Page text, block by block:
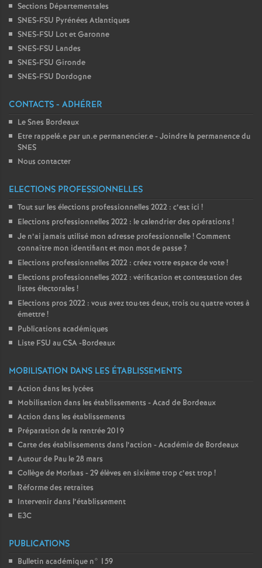
Sections Départementales
SNES-FSU Pyrénées Atlantiques
SNES-FSU Lot et Garonne
SNES-FSU Landes
SNES-FSU Gironde
SNES-FSU Dordogne
CONTACTS - ADHÉRER
Le Snes Bordeaux
Etre rappelé.e par un.e permanencier.e - Joindre la permanence du
SNES
Nous contacter
ELECTIONS PROFESSIONNELLES
Tout sur les élections professionnelles 2022 : c’est ici !
Elections professionnelles 2022 : le calendrier des opérations !
Je n’ai jamais utilisé mon adresse professionnelle! Comment
connaître mon identifiant et mon mot de passe?
Elections professionnelles 2022 : créez votre espace de vote!
Elections professionnelles 2022 : vérification et contestation des
listes électorales !
Elections pros 2022 : vous avez tou·tes deux, trois ou quatre votes à
émettre!
Publications académiques
Liste FSU au CSA -Bordeaux
MOBILISATION DANS LES ÉTABLISSEMENTS
Action dans les lycées
Mobilisation dans les établissements - Acad de Bordeaux
Action dans les établissements
Préparation de la rentrée 2019
Carte des établissements dans l’action - Académie de Bordeaux
Autour de Pau le 28 mars
Collège de Morlaas - 29 élèves en sixième trop c’est trop!
Réforme des retraites
Intervenir dans l’établissement
E3C
PUBLICATIONS
Bulletin académique n° 159